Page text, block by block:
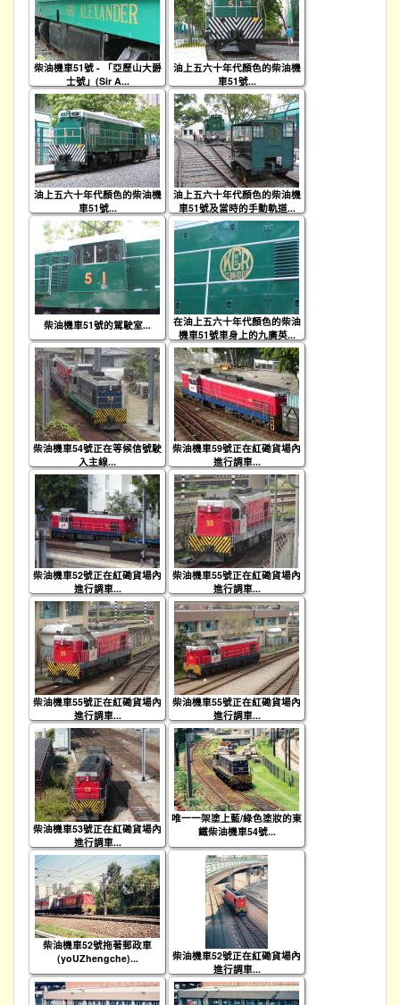
柴油機車51號 - 「亞歷山大爵
士號」(Sir A...
油上五六十年代顏色的柴油機
車51號...
油上五六十年代顏色的柴油機
車51號...
油上五六十年代顏色的柴油機
車51號及當時的手動軌道...
柴油機車51號的駕駛室...
在油上五六十年代顏色的柴油
機車51號車身上的九廣英...
柴油機車54號正在等候信號駛
入主線...
柴油機車59號正在紅磡貨場內
進行調車...
柴油機車52號正在紅磡貨場內
進行調車...
柴油機車55號正在紅磡貨場內
進行調車...
柴油機車55號正在紅磡貨場內
進行調車...
柴油機車55號正在紅磡貨場內
進行調車...
柴油機車53號正在紅磡貨場內
進行調車...
唯一一架塗上藍/綠色塗妝的東
鐵柴油機車54號...
柴油機車52號拖著郵政車
(yoUZhengche)...
柴油機車52號正在紅磡貨場內
進行調車...